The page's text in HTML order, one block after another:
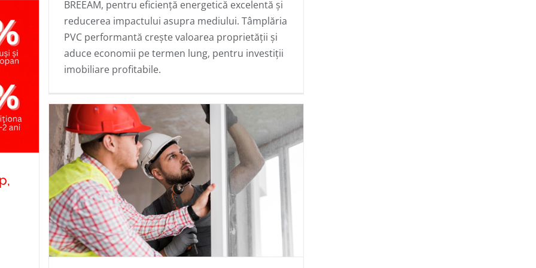
BREEAM, pentru eficiență energetică excelentă și
reducerea impactului asupra mediului. Tâmplăria
PVC performantă crește valoarea proprietății și
aduce economii pe termen lung, pentru investiții
imobiliare profitabile.